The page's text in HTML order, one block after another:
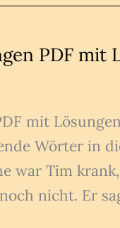
PDF mit
mit
Wörter in
war Tim
nicht. Er